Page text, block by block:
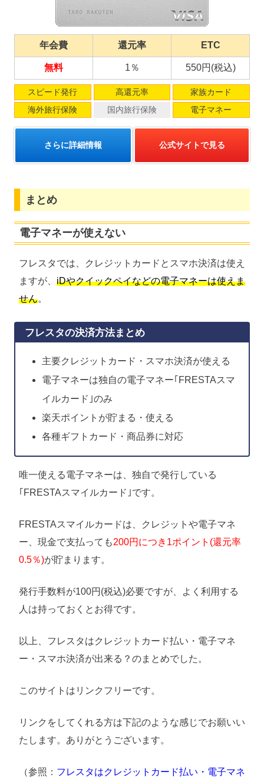
年会費 還元率 ETC
無料 1％ 550円(税込)
スピード発行 高還元率
家族カード
海外旅行保険
国内旅行保険 電子マネー
さらに詳細情報 公式サイトで見る
まとめ
電子マネーが使えない
フレスタでは、クレジットカードとスマホ決済は使え
ますが、 iDやクイックペイなどの電子マネーは使えま
せん。
フレスタの決済方法まとめ
主要クレジットカード・スマホ決済が使える
電子マネーは独自の電子マネー｢FRESTAスマ
イルカード｣のみ
楽天ポイントが貯まる・使える
各種ギフトカード・商品券に対応
唯一使える電子マネーは、独自で発行している
｢FRESTAスマイルカード｣です。
FRESTAスマイルカードは、クレジットや電子マネ
ー、現金で支払っても200円につき1ポイント(還元率
0.5％)が貯まります。
発行手数料が100円(税込)必要ですが、よく利用する
人は持っておくとお得です。
以上、フレスタはクレジットカード払い・電子マネ
ー・スマホ決済が出来る？のまとめでした。
このサイトはリンクフリーです。
リンクをしてくれる方は下記のような感じでお願いい
たします。ありがとうございます。
（参照： フレスタはクレジットカード払い・電子マネ